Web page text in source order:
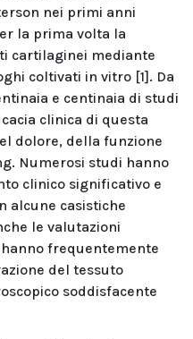
nei primi anni
la prima volta la
cartilaginei mediante
coltivati in vitro [1]. Da
e centinaia di studi
clinica di questa
dolore, della funzione
Numerosi studi hanno
clinico significativo e
alcune casistiche
le valutazioni
frequentemente
del tessuto
soddisfacente